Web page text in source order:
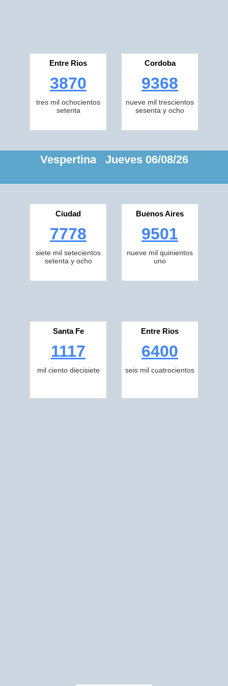
Entre Rios
3870
tres mil ochocientos
setenta
Cordoba
9368
nueve mil trescientos
sesenta y ocho
Vespertina Jueves 06/08/26
Ciudad
7778
siete mil setecientos
setenta y ocho
Buenos Aires
9501
nueve mil quinientos
uno
Santa Fe
1117
mil ciento diecisiete
Entre Rios
6400
seis mil cuatrocientos